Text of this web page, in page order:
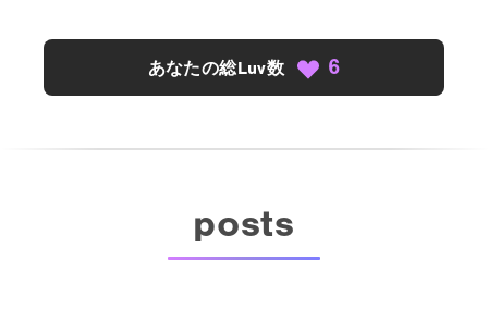
あなたの総Luv数 6
posts